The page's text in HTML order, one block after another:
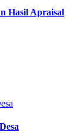
Hasil Apraisal